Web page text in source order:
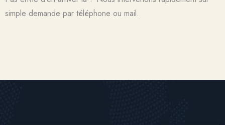
simple demande par téléphone ou mail.